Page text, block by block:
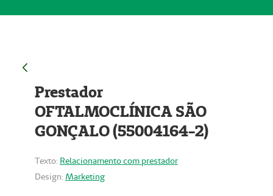
Prestador
OFTALMOCLÍNICA SÃO
GONÇALO (55004164-2)
Texto: Relacionamento com prestador
Design: Marketing